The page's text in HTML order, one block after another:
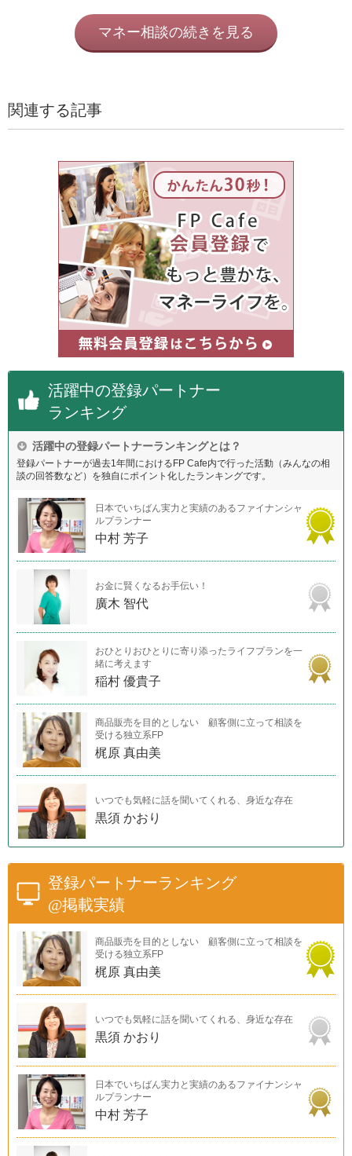
マネー相談の続きを見る
関連する記事
活躍中の登録パートナー
ランキング
活躍中の登録パートナーランキングとは？
登録パートナーが過去1年間におけるFP Cafe内で行った活動（みんなの相
談の回答数など）を独自にポイント化したランキングです。
日本でいちばん実力と実績のあるファイナンシャ
ルプランナー
中村 芳子
お金に賢くなるお手伝い！
廣木 智代
おひとりおひとりに寄り添ったライフプランを一
緒に考えます
稲村 優貴子
商品販売を目的としない 顧客側に立って相談を
受ける独立系FP
梶原 真由美
いつでも気軽に話を聞いてくれる、身近な存在
黒須 かおり
登録パートナーランキング
@掲載実績
商品販売を目的としない 顧客側に立って相談を
受ける独立系FP
梶原 真由美
いつでも気軽に話を聞いてくれる、身近な存在
黒須 かおり
日本でいちばん実力と実績のあるファイナンシャ
ルプランナー
中村 芳子